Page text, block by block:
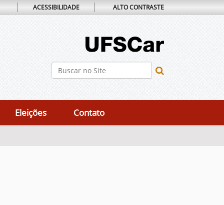
Busca
ACESSIBILIDADE ALTO CONTRASTE
Eleições Contato